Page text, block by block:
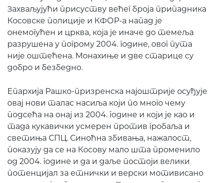
Захваљујући присуству већег броја припадника
Косовске полиције и КФОР-а напад је
онемогућен и црква, која је иначе до темеља
разрушена у погрому 2004. године, овог пута
није оштећена. Монахиње и две старице су
добро и безбедно.
Епархија Рашко-призренска најоштрије осуђује
овај нови талас насиља који по много чему
подсећа на онај из 2004. године и који је као и
тада кукавички усмерен против гробаља и
светиња СПЦ. Синоћна збивања, нажалост,
показују да се на Косову мало шта променило
од 2004. године и да и даље постоји велики
потенцијал за етнички и верски мотивисано